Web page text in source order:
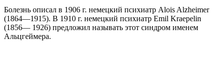
Болезнь описал в 1906 г. немецкий психиатр Alois Alzheimer
(1864—1915). В 1910 г. немецкий психиатр Emil Kraepelin
(1856— 1926) предложил называть этот синдром именем
Альцгеймера.